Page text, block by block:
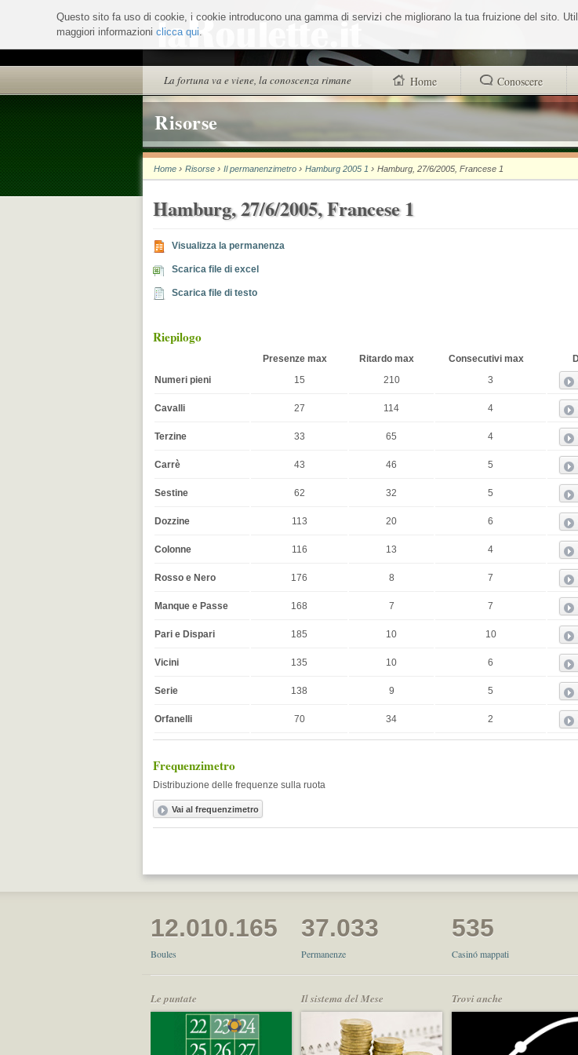
ai
contenuti.
alla
navigazione
Sezioni
La fortuna va e viene, la conoscenza rimane Home Conoscere
trovi anche Buono a
Chi siamo Sistemisti
Wheel Quiz
Men vs Wheel
Risorse
Questo sito fa uso di cookie, i cookie introducono una gamma di servizi che migliorano la tua fruizione del sito.
maggiori informazioni clicca qui.
Home ›Risorse ›Il permanenzimetro ›Hamburg 2005 1 ›Hamburg, 27/6/2005, Francese 1
Hamburg, 27/6/2005, Francese 1
Visualizza la permanenza
Scarica file di excel
Scarica file di testo
Riepilogo
Presenze max Ritardo max Consecutivi max
Numeri pieni
15 210 3
Cavalli 27 114 4
Terzine 33 65 4
Carrè 43 46 5
Sestine 62 32 5
Dozzine 113 20 6
Colonne 116 13 4
Rosso e Nero 176 8 7
Manque e Passe 168 7 7
Pari e Dispari 185 10 10
Vicini 135 10 6
Serie 138 9 5
Orfanelli 70 34 2
Frequenzimetro
Distribuzione delle frequenze sulla ruota
12.010.165
Boules
37.033
Permanenze
535
Casinó mappati
Le puntate Il sistema del Mese Trovi anche